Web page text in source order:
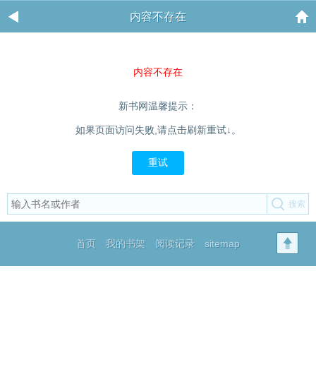
内容不存在
内容不存在
新书网温馨提示：
如果页面访问失败,请点击刷新重试↓。
重试
首页 我的书架 阅读记录 sitemap